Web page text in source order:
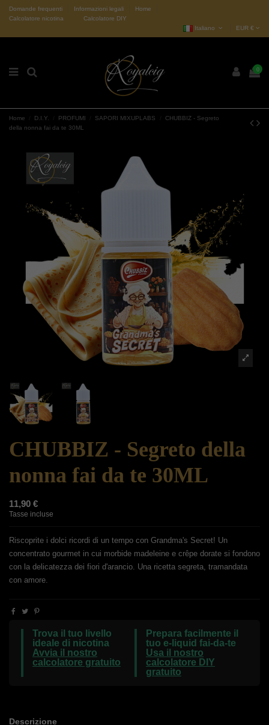
Domande frequenti Informazioni legali
Home
Calcolatore nicotina
Calcolatore DIY
Italiano
EUR €
0
Home D.I.Y. PROFUMI SAPORI MIXUPLABS
CHUBBIZ - Segreto
della nonna fai da te 30ML
CHUBBIZ - Segreto della
nonna fai da te 30ML
11,90 €
Tasse incluse
Riscoprite i dolci ricordi di un tempo con Grandma's Secret! Un
concentrato gourmet in cui morbide madeleine e crêpe dorate si fondono
con la delicatezza dei fiori d'arancio. Una ricetta segreta, tramandata
con amore.
Trova il tuo livello
ideale di nicotina
Avvia il nostro
calcolatore gratuito
Prepara facilmente il
tuo e-liquid fai-da-te
Usa il nostro
calcolatore DIY
gratuito
Descrizione